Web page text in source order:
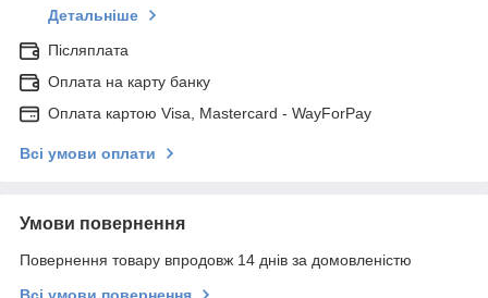
Детальніше
Післяплата
Оплата на карту банку
Оплата картою Visa, Mastercard - WayForPay
Всі умови оплати
Умови повернення
Повернення товару впродовж 14 днів за домовленістю